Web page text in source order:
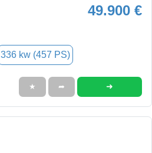
49.900 €
336 kw (457 PS)
★ ➦ ➜